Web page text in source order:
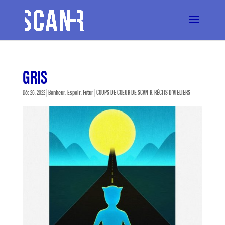
GRIS
Déc 26, 2022|Bonheur,Espoir,Futur|COUPS DE COEUR DE SCAN-R,RÉCITS D'ATELIERS